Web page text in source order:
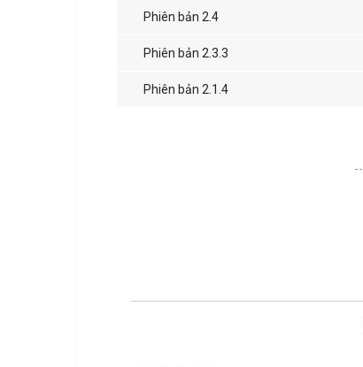
Phiên bản 2.4
Phiên bản 2.3.3
Phiên bản 2.1.4